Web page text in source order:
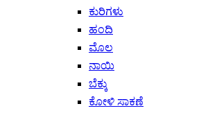
ಕುರಿಗಳು
ಹಂದಿ
ಮೊಲ
ನಾಯಿ
ಬೆಕ್ಕು
ಕೋಳಿ ಸಾಕಣೆ